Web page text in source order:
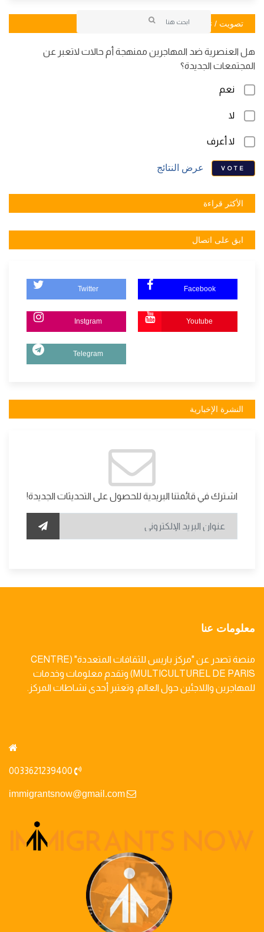
تصويت / تصويت
هل العنصرية ضد المهاجرين ممنهجة أم حالات لاتعبر عن
المجتمعات الجديدة؟
نعم
لا
لا أعرف
VOTE عرض النتائج
الأكثر قراءة
ابق على اتصال
Twitter Facebook
Instgram Youtube
Telegram
النشرة الإخبارية
اشترك في قائمتنا البريدية للحصول على التحديثات الجديدة!
معلومات عنا
منصة تصدر عن "مركز باريس للثقافات المتعددة" (CENTRE
MULTICULTUREL DE PARIS) وتقدم معلومات وخدمات
للمهاجرين واللاجئين حول العالم، وتعتبر أحدى نشاطات المركز.
immigrantsnow@gmail.com